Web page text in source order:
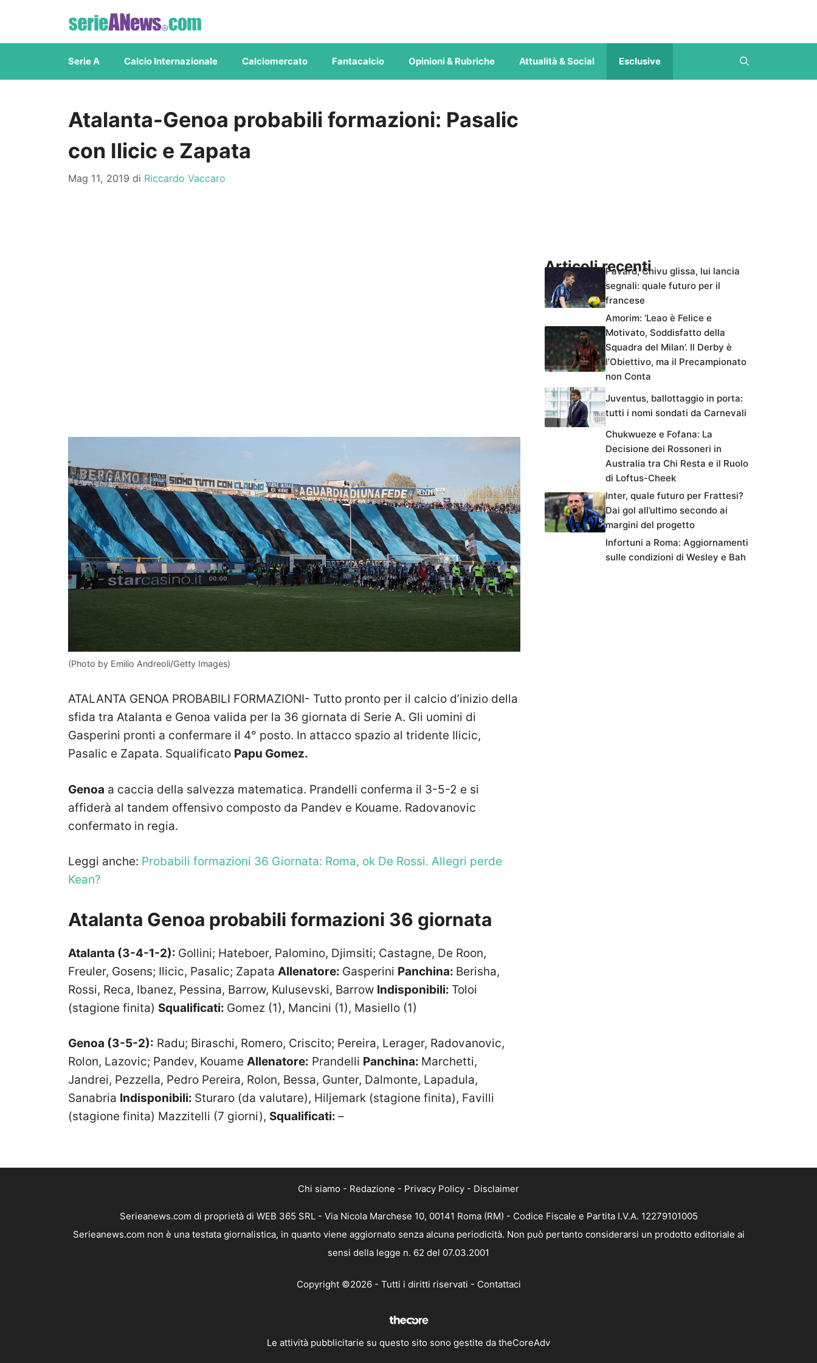
contenuto
Serie A Calcio Internazionale Calciomercato Fantacalcio Opinioni & Rubriche Attualità & Social Esclusive
Atalanta-Genoa probabili formazioni: Pasalic
con Ilicic e Zapata
Mag 11, 2019 di Riccardo Vaccaro
(Photo by Emilio Andreoli/Getty Images)
ATALANTA GENOA PROBABILI FORMAZIONI- Tutto pronto per il calcio d’inizio della
sfida tra Atalanta e Genoa valida per la 36 giornata di Serie A. Gli uomini di
Gasperini pronti a confermare il 4° posto. In attacco spazio al tridente Ilicic,
Pasalic e Zapata. Squalificato Papu Gomez.
Genoa a caccia della salvezza matematica. Prandelli conferma il 3-5-2 e si
affiderà al tandem offensivo composto da Pandev e Kouame. Radovanovic
confermato in regia.
Leggi anche: Probabili formazioni 36 Giornata: Roma, ok De Rossi. Allegri perde
Kean?
Atalanta Genoa probabili formazioni 36 giornata
Atalanta (3-4-1-2): Gollini; Hateboer, Palomino, Djimsiti; Castagne, De Roon,
Freuler, Gosens; Ilicic, Pasalic; Zapata Allenatore: Gasperini Panchina: Berisha,
Rossi, Reca, Ibanez, Pessina, Barrow, Kulusevski, Barrow Indisponibili: Toloi
(stagione finita) Squalificati: Gomez (1), Mancini (1), Masiello (1)
Genoa (3-5-2): Radu; Biraschi, Romero, Criscito; Pereira, Lerager, Radovanovic,
Rolon, Lazovic; Pandev, Kouame Allenatore: Prandelli Panchina: Marchetti,
Jandrei, Pezzella, Pedro Pereira, Rolon, Bessa, Gunter, Dalmonte, Lapadula,
Sanabria Indisponibili: Sturaro (da valutare), Hiljemark (stagione finita), Favilli
(stagione finita) Mazzitelli (7 giorni), Squalificati: –
Articoli recentiPavard, Chivu glissa, lui lancia
segnali: quale futuro per il
francese
Amorim: ‘Leao è Felice e
Motivato, Soddisfatto della
Squadra del Milan’. Il Derby è
l’Obiettivo, ma il Precampionato
non Conta
Juventus, ballottaggio in porta:
tutti i nomi sondati da Carnevali
Chukwueze e Fofana: La
Decisione dei Rossoneri in
Australia tra Chi Resta e il Ruolo
di Loftus-Cheek
Inter, quale futuro per Frattesi?
Dai gol all’ultimo secondo ai
margini del progetto
Infortuni a Roma: Aggiornamenti
sulle condizioni di Wesley e Bah
Chi siamo - Redazione - Privacy Policy - Disclaimer
Serieanews.com di proprietà di WEB 365 SRL - Via Nicola Marchese 10, 00141 Roma (RM) - Codice Fiscale e Partita I.V.A. 12279101005
Serieanews.com non è una testata giornalistica, in quanto viene aggiornato senza alcuna periodicità. Non può pertanto considerarsi un prodotto editoriale ai
sensi della legge n. 62 del 07.03.2001
Copyright ©2026 - Tutti i diritti riservati - Contattaci
Le attività pubblicitarie su questo sito sono gestite da theCoreAdv